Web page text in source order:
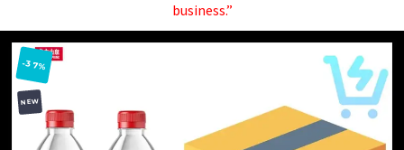
business.”
-37%
NEW